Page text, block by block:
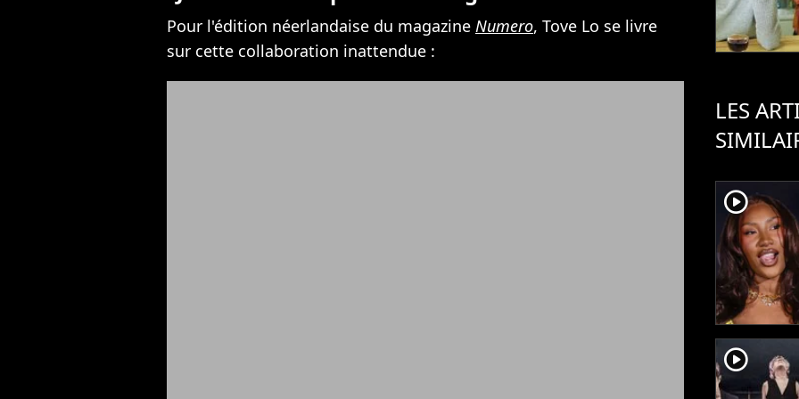
Pour l'édition néerlandaise du magazine Numero, Tove Lo se livre
sur cette collaboration inattendue :
LES
player2
player2